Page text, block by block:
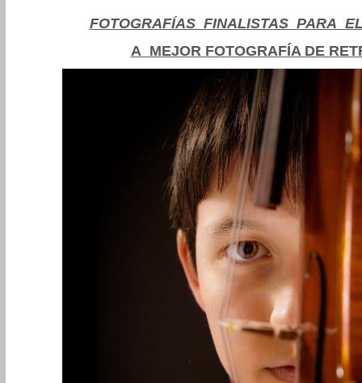
FOTOGRAFÍAS FINALISTAS PARA
A MEJOR FOTOGRAFÍA DE